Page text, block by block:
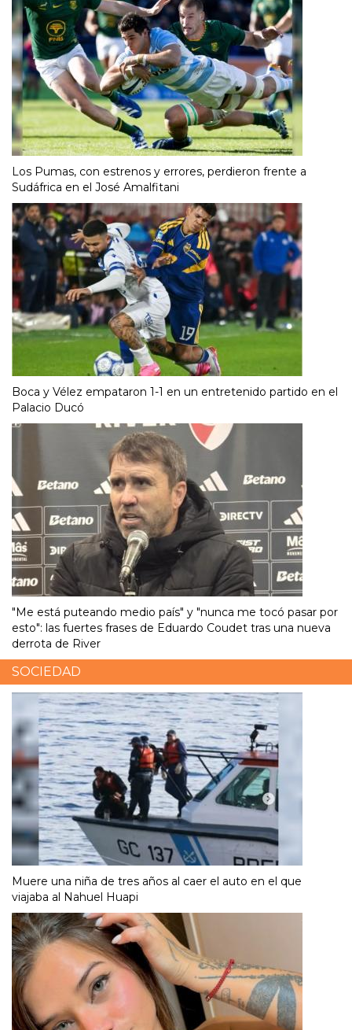
Los Pumas, con estrenos y errores, perdieron frente a
Sudáfrica en el José Amalfitani
Boca y Vélez empataron 1-1 en un entretenido partido en el
Palacio Ducó
"Me está puteando medio país" y "nunca me tocó pasar por
esto": las fuertes frases de Eduardo Coudet tras una nueva
derrota de River
SOCIEDAD
Muere una niña de tres años al caer el auto en el que
viajaba al Nahuel Huapi